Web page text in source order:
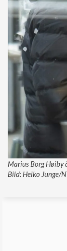
Marius Borg Høiby
Bild: Heiko Junge/